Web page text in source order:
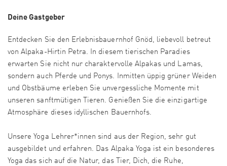
Deine Gastgeber
Entdecken Sie den Erlebnisbauernhof Gnöd, liebevoll betreut
von Alpaka-Hirtin Petra. In diesem tierischen Paradies
erwarten Sie nicht nur charaktervolle Alpakas und Lamas,
sondern auch Pferde und Ponys. Inmitten üppig grüner Weiden
und Obstbäume erleben Sie unvergessliche Momente mit
unseren sanftmütigen Tieren. Genießen Sie die einzigartige
Atmosphäre dieses idyllischen Bauernhofs.
Unsere Yoga Lehrer*innen sind aus der Region, sehr gut
ausgebildet und erfahren. Das Alpaka Yoga ist ein besonderes
Yoga das sich auf die Natur, das Tier, Dich, die Ruhe,